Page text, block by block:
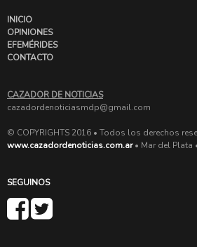
INICIO
OPINIONES
EFEMÉRIDES
CONTACTO
CAZADOR DE NOTICIAS
cazadordenoticiasmdp@gmail.com
© COPYRIGHTS 2016 • Todos los derechos
www.cazadordenoticias.com.ar• Mar del Plata
SEGUINOS